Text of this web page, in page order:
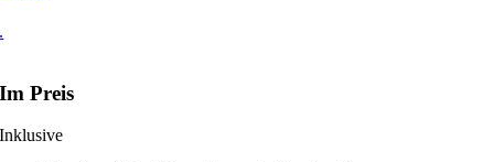
.
Im Preis
Inklusive